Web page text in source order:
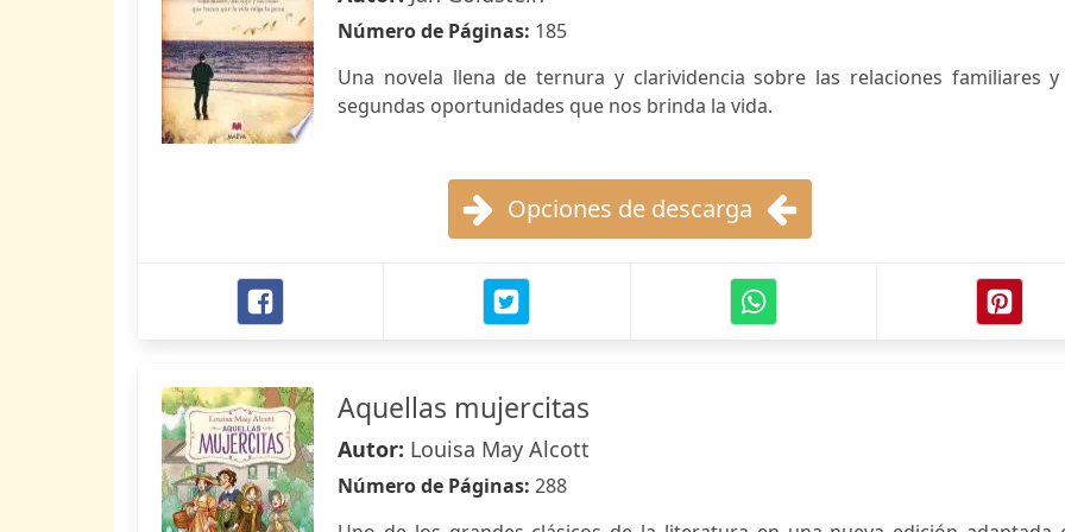
Número de Páginas: 185
Una novela llena de ternura y clarividencia sobre las relaciones familiares y
segundas oportunidades que nos brinda la vida.
Opciones de descarga
Aquellas mujercitas
Autor: Louisa May Alcott
Número de Páginas: 288